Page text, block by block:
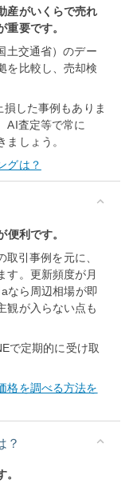
産がいくらで売れ
要です。
土交通省）のデー
を比較し、売却検
した事例もありま
AI査定等で常に
ましょう。
グは？
利です。
引事例を元に、
す。更新頻度が月
なら周辺相場が即
観が入らない点も
で定期的に受け取
格を調べる方法を
？